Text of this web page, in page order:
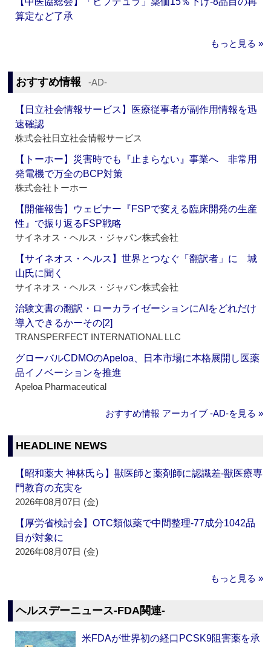
算定など了承
もっと見る »
おすすめ情報 ‐AD‐
【日立社会情報サービス】医療従事者が副作用情報を迅
速確認
株式会社日立社会情報サービス
【トーホー】災害時でも『止まらない』事業へ 非常用
発電機で万全のBCP対策
株式会社トーホー
【開催報告】ウェビナー『FSPで変える臨床開発の生産
性』で振り返るFSP戦略
サイネオス・ヘルス・ジャパン株式会社
【サイネオス・ヘルス】世界とつなぐ「翻訳者」に 城
山氏に聞く
サイネオス・ヘルス・ジャパン株式会社
治験文書の翻訳・ローカライゼーションにAIをどれだけ
導入できるかーその[2]
TRANSPERFECT INTERNATIONAL LLC
グローバルCDMOのApeloa、日本市場に本格展開し医薬
品イノベーションを推進
Apeloa Pharmaceutical
おすすめ情報 アーカイブ ‐AD‐を見る »
HEADLINE NEWS
【昭和薬大 神林氏ら】獣医師と薬剤師に認識差‐獣医療専
門教育の充実を
2026年08月07日 (金)
【厚労省検討会】OTC類似薬で中間整理‐77成分1042品
目が対象に
2026年08月07日 (金)
もっと見る »
ヘルスデーニュース‐FDA関連‐
米FDAが世界初の経口PCSK9阻害薬を承